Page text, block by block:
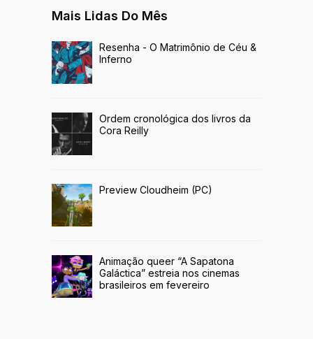
Mais Lidas Do Mês
Resenha - O Matrimônio de Céu &
Inferno
Ordem cronológica dos livros da
Cora Reilly
Preview Cloudheim (PC)
Animação queer “A Sapatona
Galáctica” estreia nos cinemas
brasileiros em fevereiro